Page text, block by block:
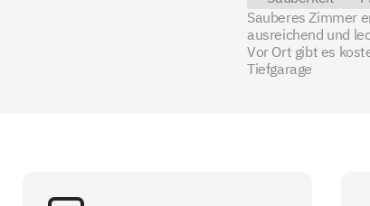
Sauberes Zimmer
ausreichend und
Vor Ort gibt es
Tiefgarage